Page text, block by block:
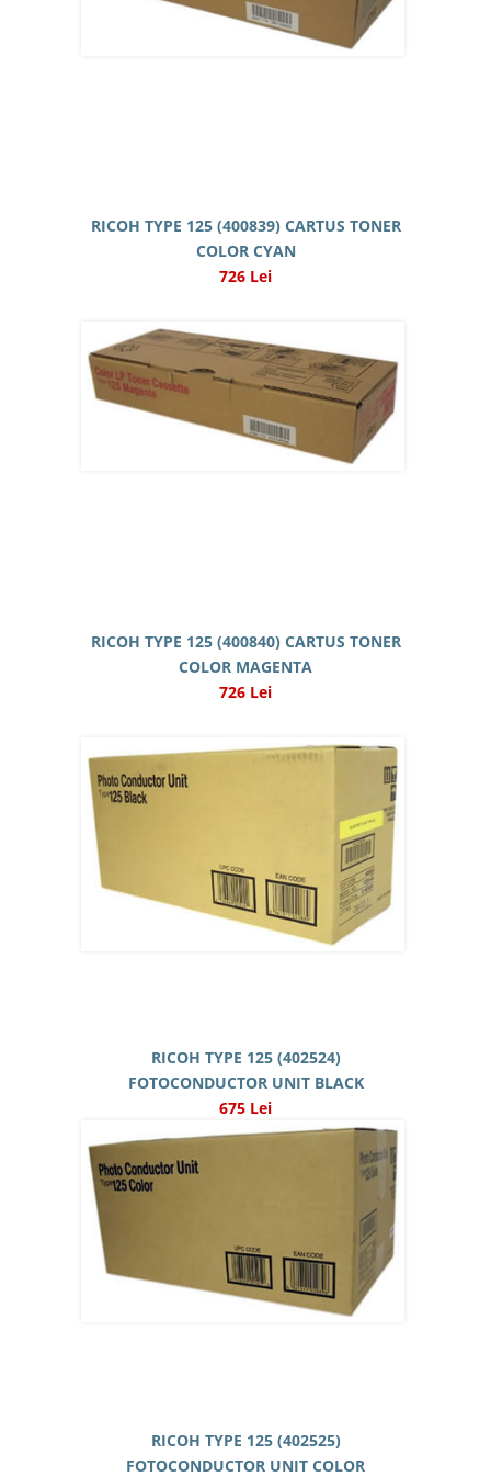
RICOH TYPE 125 (400839) CARTUS TONER
COLOR CYAN
726 Lei
RICOH TYPE 125 (400840) CARTUS TONER
COLOR MAGENTA
726 Lei
RICOH TYPE 125 (402524)
FOTOCONDUCTOR UNIT BLACK
675 Lei
RICOH TYPE 125 (402525)
FOTOCONDUCTOR UNIT COLOR